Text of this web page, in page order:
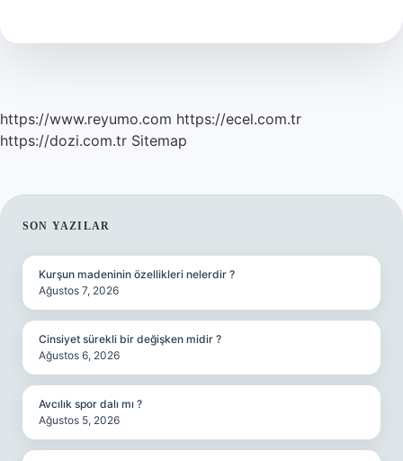
https://www.reyumo.com https://ecel.com.tr
https://dozi.com.tr Sitemap
SIDEBAR
SON YAZILAR
Kurşun madeninin özellikleri nelerdir ?
Ağustos 7, 2026
Cinsiyet sürekli bir değişken midir ?
Ağustos 6, 2026
Avcılık spor dalı mı ?
Ağustos 5, 2026